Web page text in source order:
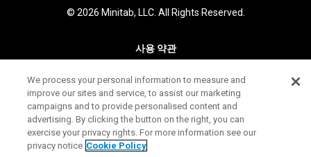
© 2026 Minitab, LLC. All Rights Reserved.
사용 약관
법률
Your Privacy Rights
We process your personal information to measure and
improve our sites and service, to assist our marketing
campaigns and to provide personalised content and
advertising. By clicking the button on the right, you can
exercise your privacy rights. For more information see our
privacy notice Cookie Policy